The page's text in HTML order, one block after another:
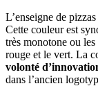
L’enseigne de
Cette couleur est
très monotone ou
rouge et le vert. La
volonté
dans l’ancien